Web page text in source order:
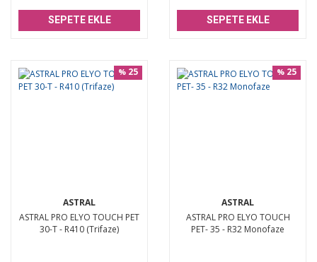
SEPETE EKLE SEPETE EKLE
ASTRAL
ASTRAL PRO ELYO TOUCH PET
30-T - R410 (Trifaze)
% 25
ASTRAL
ASTRAL PRO ELYO TOUCH
PET- 35 - R32 Monofaze
% 25